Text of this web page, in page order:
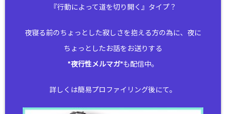
『行動によって道を切り開く』タイプ？
夜寝る前のちょっとした寂しさを抱える方の為に、夜に
ちょっとしたお話をお送りする
"夜行性メルマガ"も配信中。
詳しくは簡易プロファイリング後にて。